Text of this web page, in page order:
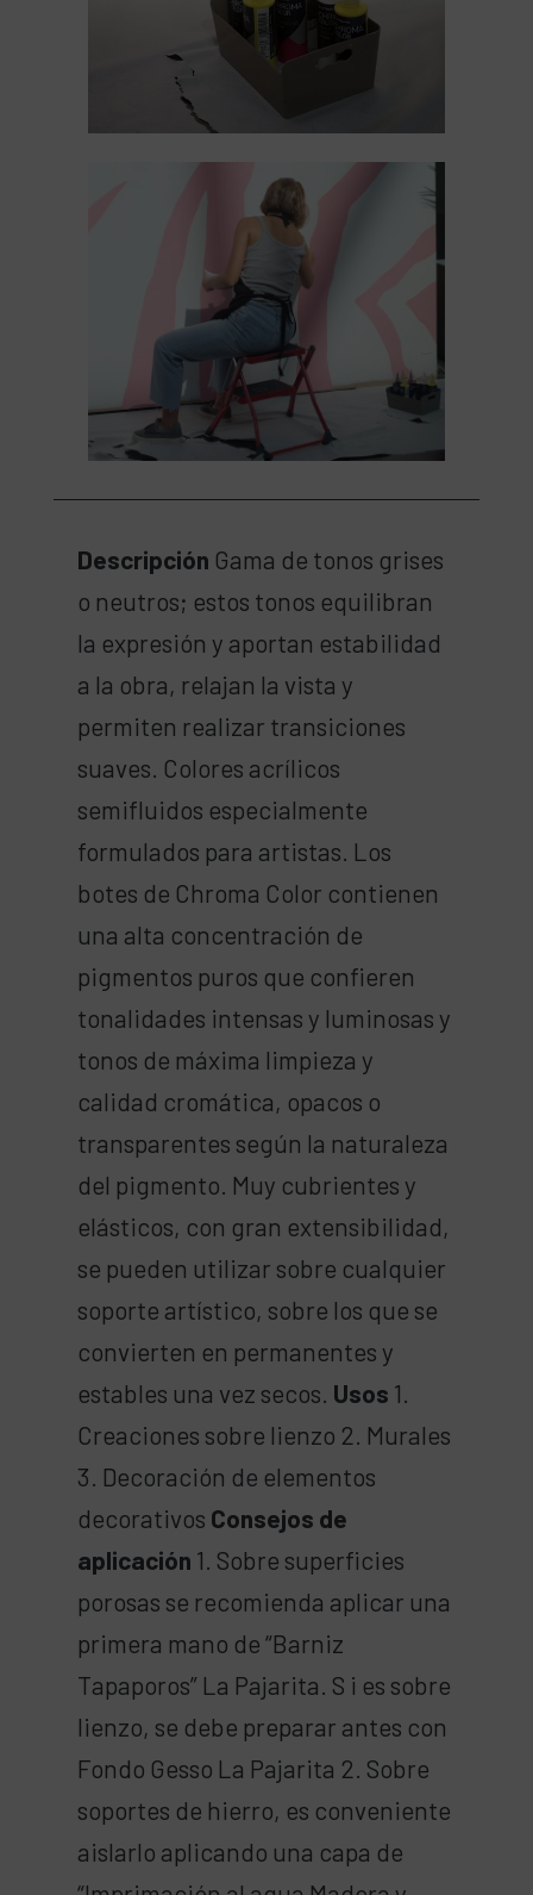
Descripción Gama de tonos grises
o neutros; estos tonos equilibran
la expresión y aportan estabilidad
a la obra, relajan la vista y
permiten realizar transiciones
suaves. Colores acrílicos
semifluidos especialmente
formulados para artistas. Los
botes de Chroma Color contienen
una alta concentración de
pigmentos puros que confieren
tonalidades intensas y luminosas y
tonos de máxima limpieza y
calidad cromática, opacos o
transparentes según la naturaleza
del pigmento. Muy cubrientes y
elásticos, con gran extensibilidad,
se pueden utilizar sobre cualquier
soporte artístico, sobre los que se
convierten en permanentes y
estables una vez secos. Usos 1.
Creaciones sobre lienzo 2. Murales
3. Decoración de elementos
decorativos Consejos de
aplicación 1. Sobre superficies
porosas se recomienda aplicar una
primera mano de “Barniz
Tapaporos” La Pajarita. S i es sobre
lienzo, se debe preparar antes con
Fondo Gesso La Pajarita 2. Sobre
soportes de hierro, es conveniente
aislarlo aplicando una capa de